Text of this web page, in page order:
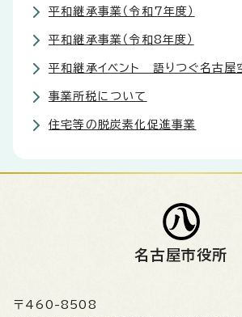
平和継承事業（令和7年度）
平和継承事業（令和8年度）
平和継承イベント 語りつぐ名古屋
事業所税について
住宅等の脱炭素化促進事業
名古屋市役所
〒460-8508